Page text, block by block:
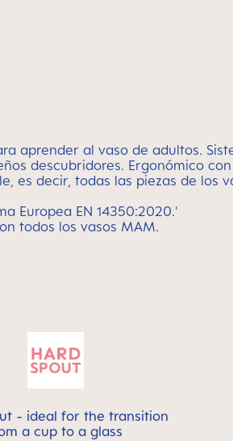
aprender al vaso de adultos.
descubridores. Ergonómico
es decir, todas las piezas de
Europea EN 14350:2020.'
todos los vasos MAM.
- ideal for the transition
a cup to a glass